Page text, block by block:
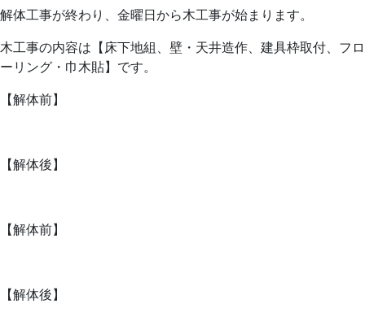
解体工事が終わり、金曜日から木工事が始まります。
木工事の内容は【床下地組、壁・天井造作、建具枠取付、フロ
ーリング・巾木貼】です。
【解体前】
【解体後】
【解体前】
【解体後】